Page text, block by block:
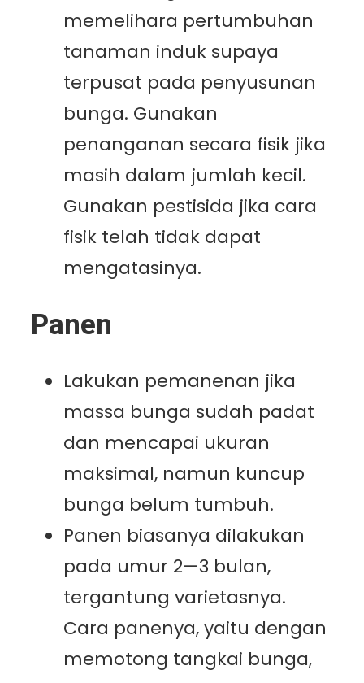
memelihara pertumbuhan
tanaman induk supaya
terpusat pada penyusunan
bunga. Gunakan
penanganan secara fisik jika
masih dalam jumlah kecil.
Gunakan pestisida jika cara
fisik telah tidak dapat
mengatasinya.
Panen
Lakukan pemanenan jika
massa bunga sudah padat
dan mencapai ukuran
maksimal, namun kuncup
bunga belum tumbuh.
Panen biasanya dilakukan
pada umur 2—3 bulan,
tergantung varietasnya.
Cara panenya, yaitu dengan
memotong tangkai bunga,